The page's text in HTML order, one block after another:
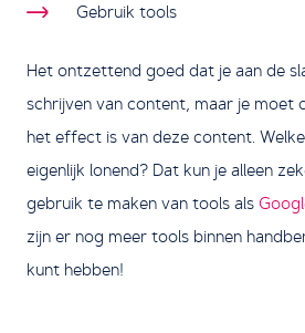
Gebruik tools
Het ontzettend goed dat je aan de
schrijven van content, maar je moet
het effect is van deze content.
eigenlijk lonend? Dat kun je alleen
gebruik te maken van tools als
zijn er nog meer tools binnen
kunt hebben!